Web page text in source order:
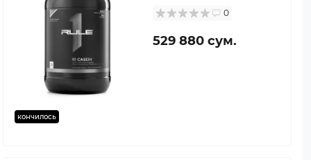
кончилось
0
529 880 сум.